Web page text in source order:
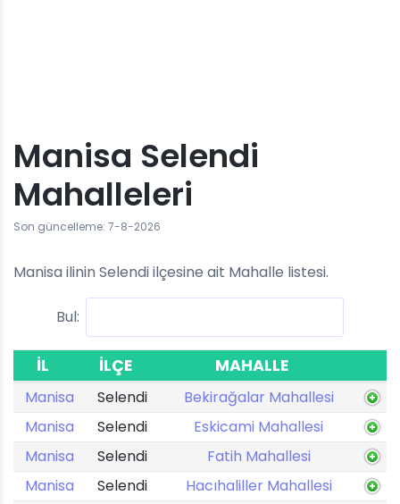
Manisa Selendi
Mahalleleri
Son güncelleme: 7-8-2026
Manisa ilinin Selendi ilçesine ait Mahalle listesi.
Bul:
İL İLÇE MAHALLE
Manisa Selendi
Bekirağalar Mahallesi
Manisa
Selendi
Eskicami Mahallesi
Manisa
Selendi
Fatih Mahallesi
Manisa
Selendi
Hacıhaliller Mahallesi